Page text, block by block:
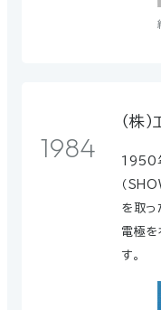
1984
（株
1950
（
を取っ
電極を
す。
（株）エスイー